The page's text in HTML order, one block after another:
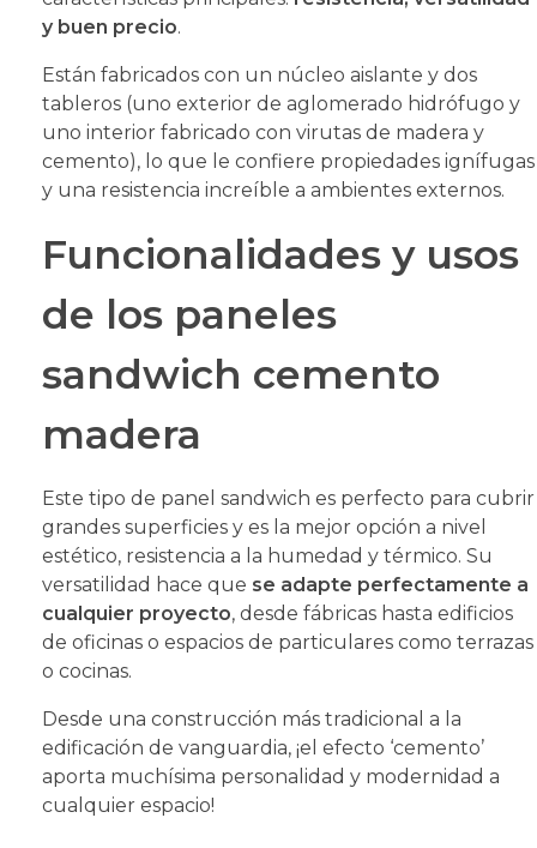
y buen precio.
Están fabricados con un núcleo aislante y dos
tableros (uno exterior de aglomerado hidrófugo y
uno interior fabricado con virutas de madera y
cemento), lo que le confiere propiedades ignífugas
y una resistencia increíble a ambientes externos.
Funcionalidades y usos
de los paneles
sandwich cemento
madera
Este tipo de panel sandwich es perfecto para cubrir
grandes superficies y es la mejor opción a nivel
estético, resistencia a la humedad y térmico. Su
versatilidad hace que se adapte perfectamente a
cualquier proyecto, desde fábricas hasta edificios
de oficinas o espacios de particulares como terrazas
o cocinas.
Desde una construcción más tradicional a la
edificación de vanguardia, ¡el efecto ‘cemento’
aporta muchísima personalidad y modernidad a
cualquier espacio!